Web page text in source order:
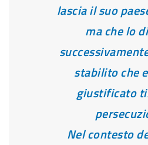
lascia il suo
ma che lo
stabilito che
giustificato
Nel contesto